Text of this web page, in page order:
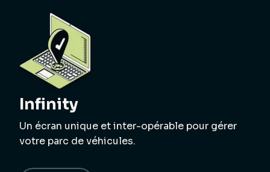
Infinity
Un écran unique et inter-opérable pour gérer
votre parc de véhicules.